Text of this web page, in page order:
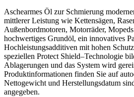
Aschearmes Öl zur Schmierung
mittlerer Leistung wie Kettensägen,
Außenbordmotoren, Motorräder,
hochwertiges Grundöl, ein innovatives
Hochleistungsadditiven mit hohen
speziellen Protect Shield–Technologie
Ablagerungen und das System wird
Produktinformationen finden Sie auf
Nettogewicht und Herstellungsdatum
angegeben.